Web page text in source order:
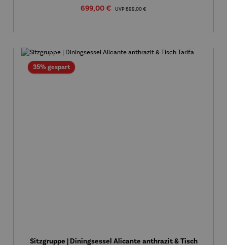
Verkaufspreis:
699,00 € UVP Regulärer Preis:
899,00 €
35% gespartRabatt
Sitzgruppe | Diningsessel Alicante anthrazit & Tisch